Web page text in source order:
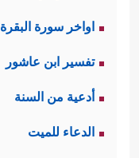
اواخر سورة البقرة
تفسير ابن عاشور
أدعية من السنة
الدعاء للميت